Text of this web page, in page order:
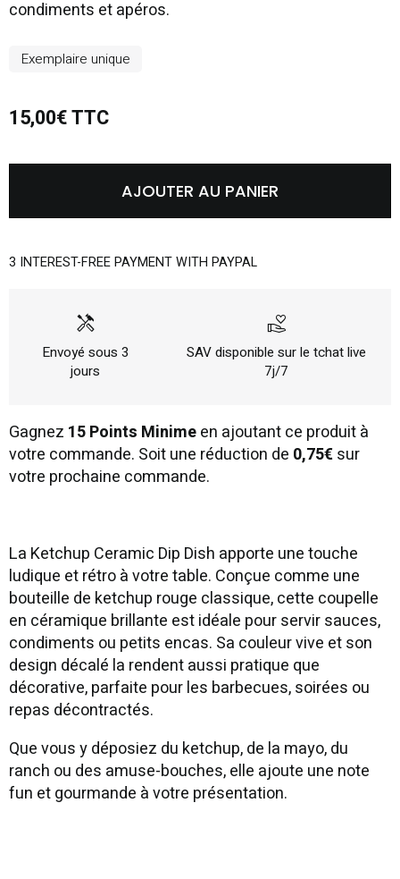
condiments et apéros.
Exemplaire unique
15,00€ TTC
AJOUTER AU PANIER
3 INTEREST-FREE PAYMENT WITH PAYPAL
handyman
Envoyé sous 3
jours
volunteer_activism
SAV disponible sur le tchat live
7j/7
Gagnez 15 Points Minimeen ajoutant ce produit à
votre commande. Soit une réduction de 0,75€sur
votre prochaine commande.
La Ketchup Ceramic Dip Dish apporte une touche
ludique et rétro à votre table. Conçue comme une
bouteille de ketchup rouge classique, cette coupelle
en céramique brillante est idéale pour servir sauces,
condiments ou petits encas. Sa couleur vive et son
design décalé la rendent aussi pratique que
décorative, parfaite pour les barbecues, soirées ou
repas décontractés.
Que vous y déposiez du ketchup, de la mayo, du
ranch ou des amuse-bouches, elle ajoute une note
fun et gourmande à votre présentation.